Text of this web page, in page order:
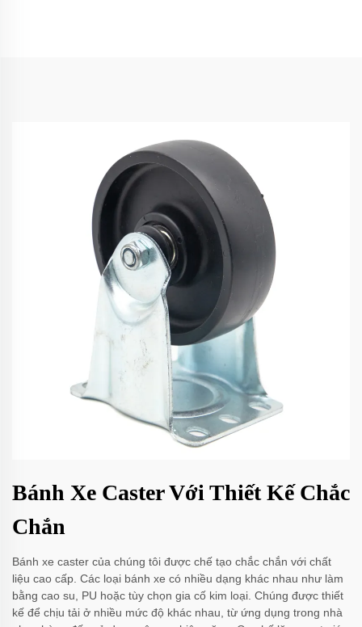
Bánh Xe Caster Với Thiết Kế Chắc
Chắn
Bánh xe caster của chúng tôi được chế tạo chắc chắn với chất
liệu cao cấp. Các loại bánh xe có nhiều dạng khác nhau như làm
bằng cao su, PU hoặc tùy chọn gia cố kim loại. Chúng được thiết
kế để chịu tải ở nhiều mức độ khác nhau, từ ứng dụng trong nhà